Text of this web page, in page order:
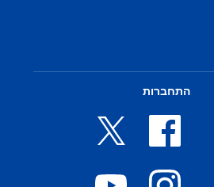
התחברות